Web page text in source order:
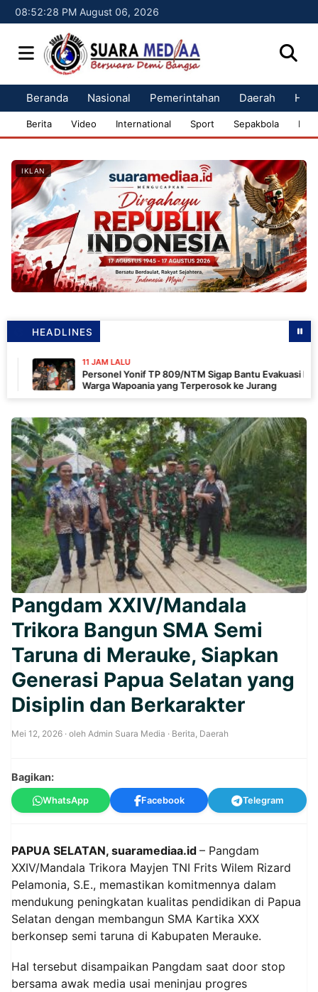
08:52:29 PM August 06, 2026
Beranda Nasional Pemerintahan Daerah
Berita Video International Sport Sepakbola
IKLAN
HEADLINES
11 JAM LALU
Personel Yonif TP 809/NTM Sigap Bantu Evakuasi Kendaraan
Warga Wapoania yang Terperosok ke Jurang
Pangdam XXIV/Mandala
Trikora Bangun SMA Semi
Taruna di Merauke, Siapkan
Generasi Papua Selatan yang
Disiplin dan Berkarakter
Mei 12, 2026 · oleh Admin Suara Media · Berita, Daerah
Bagikan:
WhatsApp Facebook Telegram
PAPUA SELATAN, suaramediaa.id – Pangdam
XXIV/Mandala Trikora Mayjen TNI Frits Wilem Rizard
Pelamonia, S.E., memastikan komitmennya dalam
mendukung peningkatan kualitas pendidikan di Papua
Selatan dengan membangun SMA Kartika XXX
berkonsep semi taruna di Kabupaten Merauke.
Hal tersebut disampaikan Pangdam saat door stop
bersama awak media usai meninjau progres